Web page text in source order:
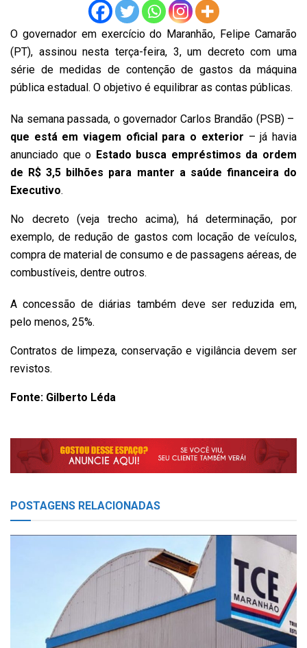
O governador em exercício do Maranhão, Felipe Camarão
(PT), assinou nesta terça-feira, 3, um decreto com uma
série de medidas de contenção de gastos da máquina
pública estadual. O objetivo é equilibrar as contas públicas.
Na semana passada, o governador Carlos Brandão (PSB) –
que está em viagem oficial para o exterior – já havia
anunciado que o Estado busca empréstimos da ordem
de R$ 3,5 bilhões para manter a saúde financeira do
Executivo.
No decreto (veja trecho acima), há determinação, por
exemplo, de redução de gastos com locação de veículos,
compra de material de consumo e de passagens aéreas, de
combustíveis, dentre outros.
A concessão de diárias também deve ser reduzida em,
pelo menos, 25%.
Contratos de limpeza, conservação e vigilância devem ser
revistos.
Fonte: Gilberto Léda
POSTAGENS RELACIONADAS